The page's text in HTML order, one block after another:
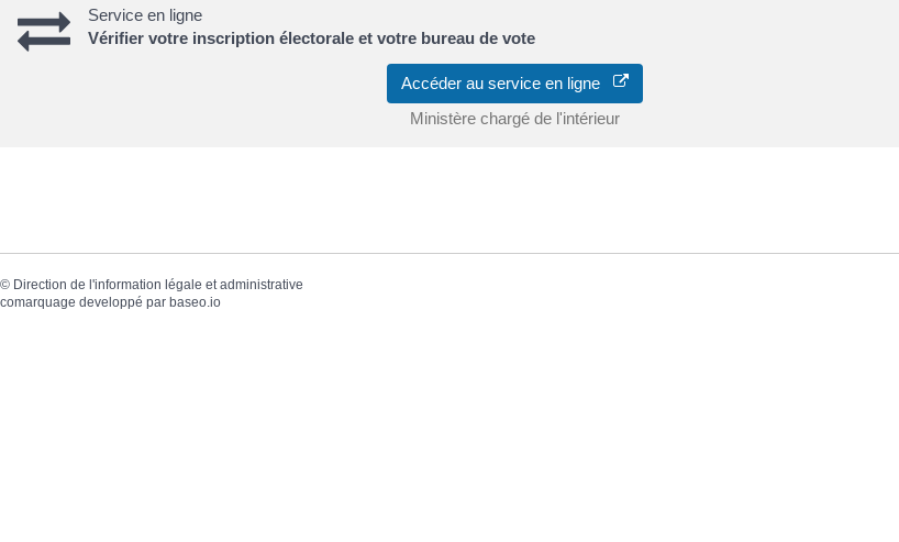
Service en ligne
Vérifier votre inscription électorale et votre bureau de vote
Accéder au service en ligne
Ministère chargé de l'intérieur
© Direction de l'information légale et administrative
comarquage developpé par baseo.io